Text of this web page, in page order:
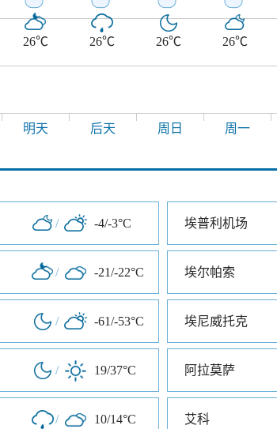
26℃ 26℃ 26℃ 26℃
明天 后天 周日 周一
/ -4/-3°C 埃普利机场
/ -21/-22°C 埃尔帕索
/ -61/-53°C 埃尼威托克
/ 19/37°C 阿拉莫萨
/ 10/14°C 艾科